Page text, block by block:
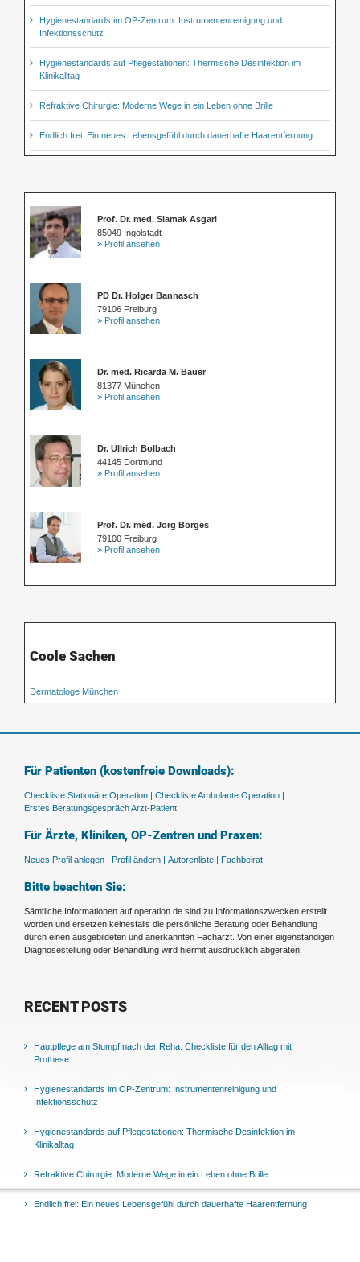
Hygienestandards im OP-Zentrum: Instrumentenreinigung und
Infektionsschutz
Hygienestandards auf Pflegestationen: Thermische Desinfektion im
Klinikalltag
Refraktive Chirurgie: Moderne Wege in ein Leben ohne Brille
Endlich frei: Ein neues Lebensgefühl durch dauerhafte Haarentfernung
Prof. Dr. med. Siamak Asgari
85049 Ingolstadt
» Profil ansehen
PD Dr. Holger Bannasch
79106 Freiburg
» Profil ansehen
Dr. med. Ricarda M. Bauer
81377 München
» Profil ansehen
Dr. Ullrich Bolbach
44145 Dortmund
» Profil ansehen
Prof. Dr. med. Jörg Borges
79100 Freiburg
» Profil ansehen
Coole Sachen
Dermatologe München
Für Patienten (kostenfreie Downloads):
Checkliste Stationäre Operation | Checkliste Ambulante Operation |
Erstes Beratungsgespräch Arzt-Patient
Für Ärzte, Kliniken, OP-Zentren und Praxen:
Neues Profil anlegen | Profil ändern | Autorenliste | Fachbeirat
Bitte beachten Sie:
Sämtliche Informationen auf operation.de sind zu Informationszwecken erstellt
worden und ersetzen keinesfalls die persönliche Beratung oder Behandlung
durch einen ausgebildeten und anerkannten Facharzt. Von einer eigenständigen
Diagnosestellung oder Behandlung wird hiermit ausdrücklich abgeraten.
RECENT POSTS
Hautpflege am Stumpf nach der Reha: Checkliste für den Alltag mit
Prothese
Hygienestandards im OP-Zentrum: Instrumentenreinigung und
Infektionsschutz
Hygienestandards auf Pflegestationen: Thermische Desinfektion im
Klinikalltag
Refraktive Chirurgie: Moderne Wege in ein Leben ohne Brille
Endlich frei: Ein neues Lebensgefühl durch dauerhafte Haarentfernung